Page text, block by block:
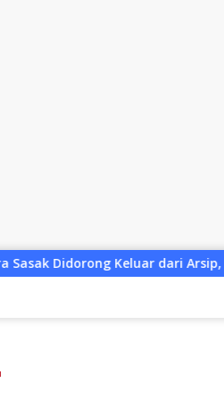
Lombok Utara Bangun